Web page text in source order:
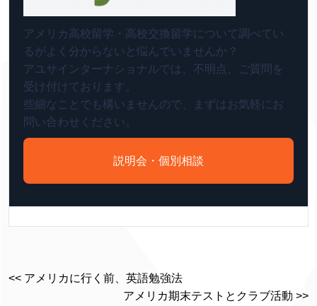
アメリカ高校留学・高校交換留学について調べてい
るがよく分からないと悩んでいませんか？
アユサインターナショナルでは、不明点、ご質問を
受け付けております。
些細なことでも構いませんので、まずはお気軽にお
問い合わせください。
説明会・個別相談
<< アメリカに行く前、英語勉強法
アメリカ期末テストとクラブ活動 >>